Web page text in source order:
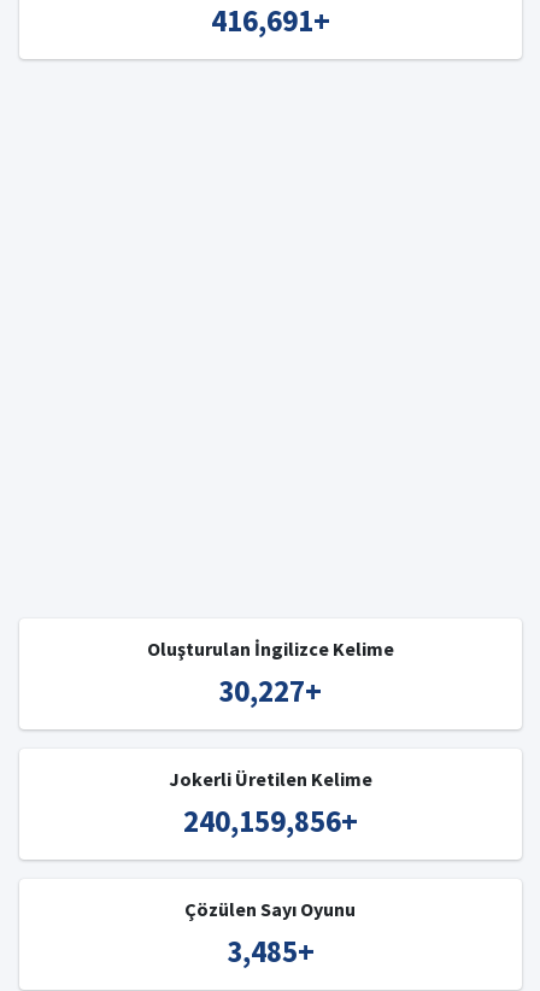
416,691+
Oluşturulan İngilizce Kelime
30,227+
Jokerli Üretilen Kelime
240,159,856+
Çözülen Sayı Oyunu
3,485+